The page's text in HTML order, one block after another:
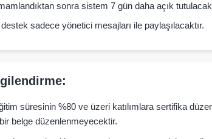
sonra sistem 7 gün daha açık
destek sadece yönetici mesajları ile paylaşılacaktır.
süresinin %80 ve üzeri katılımlara sertifika
belge düzenlenmeyecektir.